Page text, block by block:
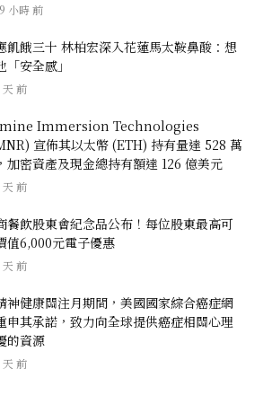
小時 前
飢餓三十 林柏宏深入花蓮馬太鞍鼻酸：想
「安全感」
前
Immersion Technologies
宣佈其以太幣 (ETH) 持有量達 528 萬
加密資產及現金總持有額達 126 億美元
前
餐飲股東會紀念品公布！每位股東最高可
值6,000元電子優惠
前
神健康關注月期間，美國國家綜合癌症網
申其承諾，致力向全球提供癌症相關心理
的資源
前